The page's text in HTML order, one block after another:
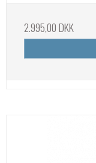
2.995,00 DKK